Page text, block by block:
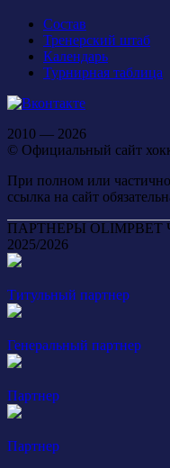
Состав
Тренерский штаб
Календарь
Турнирная таблица
2010 — 2026
© Официальный сайт
При полном или
ссылка на сайт
ПАРТНЕРЫ
2025/2026
Титульный партнер
Генеральный партнер
Партнер
Партнер